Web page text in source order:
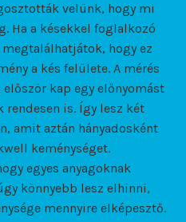
velünk, hogy mi
Ha a késekkel foglalkozó
hogy ez
a kés felülete. A mérés
kap egy előnyomást
is. Így lesz két
amit aztán hányadosként
keménységet.
egyes anyagoknak
könnyebb lesz elhinni,
mennyire elképesztő.